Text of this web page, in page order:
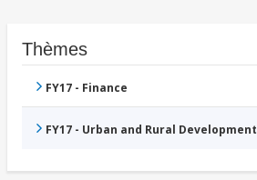
Thèmes
FY17 - Finance
FY17 - Urban and Rural Development